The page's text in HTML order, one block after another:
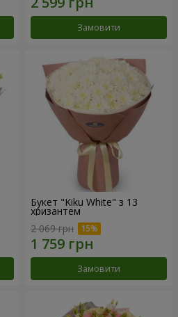
Замовити
Букет "Kiku White" з 13
хризантем
2 069 грн
Замовити